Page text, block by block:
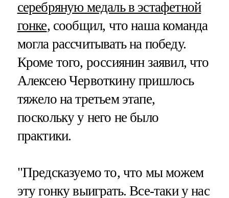
серебряную медаль в эстафетной
гонке, сообщил, что наша команда
могла рассчитывать на победу.
Кроме того, россиянин заявил, что
Алексею Червоткину пришлось
тяжело на третьем этапе,
поскольку у него не было
практики.
"Предсказуемо то, что мы можем
эту гонку выиграть. Все-таки у нас